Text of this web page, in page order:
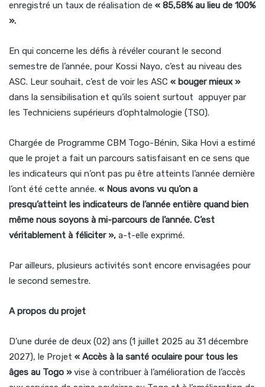
enregistré un taux de réalisation de « 85,58% au lieu de 100%
».
En qui concerne les défis à révéler courant le second
semestre de l’année, pour Kossi Nayo, c’est au niveau des
ASC. Leur souhait, c’est de voir les ASC « bouger mieux »
dans la sensibilisation et qu’ils soient surtout appuyer par
les Techniciens supérieurs d’ophtalmologie (TSO).
Chargée de Programme CBM Togo-Bénin, Sika Hovi a estimé
que le projet a fait un parcours satisfaisant en ce sens que
les indicateurs qui n’ont pas pu être atteints l’année dernière
l’ont été cette année. « Nous avons vu qu’on a
presqu’atteint les indicateurs de l’année entière quand bien
même nous soyons à mi-parcours de l’année. C’est
véritablement à féliciter », a-t-elle exprimé.
Par ailleurs, plusieurs activités sont encore envisagées pour
le second semestre.
A propos du projet
D’une durée de deux (02) ans (1 juillet 2025 au 31 décembre
2027), le Projet « Accès à la santé oculaire pour tous les
âges au Togo »vise à contribuer à l’amélioration de l’accès